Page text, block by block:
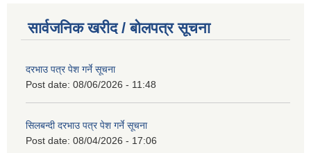
सार्वजनिक खरीद / बोलपत्र सूचना
दरभाउ पत्र पेश गर्ने सूचना
Post date: 08/06/2026 - 11:48
सिलबन्दी दरभाउ पत्र पेश गर्ने सूचना
Post date: 08/04/2026 - 17:06